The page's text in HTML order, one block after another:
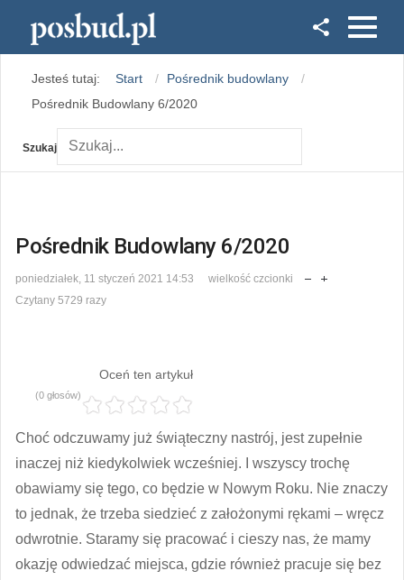
Instagram
Jesteś tutaj: Start
Pośrednik budowlany
Pośrednik Budowlany 6/2020
Szukaj
Pośrednik Budowlany 6/2020
poniedziałek, 11 styczeń 2021 14:53
wielkość czcionki
Czytany 5729 razy
Oceń ten artykuł
(0 głosów)
Choć odczuwamy już świąteczny nastrój, jest zupełnie
inaczej niż kiedykolwiek wcześniej. I wszyscy trochę
obawiamy się tego, co będzie w Nowym Roku. Nie znaczy
to jednak, że trzeba siedzieć z założonymi rękami – wręcz
odwrotnie. Staramy się pracować i cieszy nas, że mamy
okazję odwiedzać miejsca, gdzie również pracuje się bez